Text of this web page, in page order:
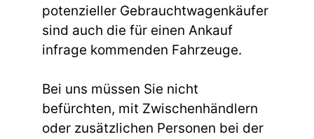
potenzieller Gebrauchtwagenkäufer
sind auch die für einen Ankauf
infrage kommenden Fahrzeuge.
Bei uns müssen Sie nicht
befürchten, mit Zwischenhändlern
oder zusätzlichen Personen bei der